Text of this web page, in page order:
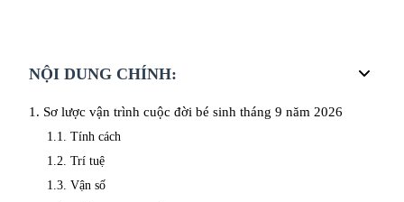
NỘI DUNG CHÍNH:
1. Sơ lược vận trình cuộc đời bé sinh tháng 9 năm 2026
1.1. Tính cách
1.2. Trí tuệ
1.3. Vận số